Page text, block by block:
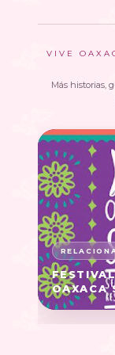
VIVE
Más historias,
OAXACA